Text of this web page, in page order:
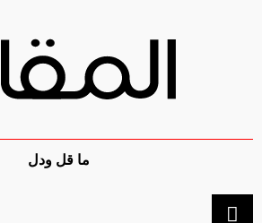
ما قل ودل